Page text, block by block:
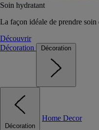
Soin hydratant
La façon idéale de prendre
Découvrir
Décoration
Décoration
Décoration
Home Decor